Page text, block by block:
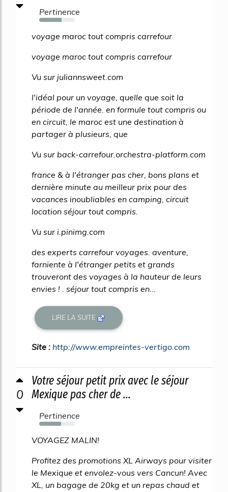
Pertinence
63%
voyage maroc tout compris carrefour
voyage maroc tout compris carrefour
Vu sur juliannsweet.com
l'idéal pour un voyage, quelle que soit la
période de l'année. en formule tout compris ou
en circuit, le maroc est une destination à
partager à plusieurs, que
Vu sur back-carrefour.orchestra-platform.com
france & à l'étranger pas cher, bons plans et
dernière minute au meilleur prix pour des
vacances inoubliables en camping, circuit
location séjour tout compris.
Vu sur i.pinimg.com
des experts carrefour voyages. aventure,
farniente à l'étranger petits et grands
trouveront des voyages à la hauteur de leurs
envies ! . séjour tout compris en...
LIRE LA SUITE
Site : http://www.empreintes-vertigo.com
0
Votre séjour petit prix avec le séjour
Mexique pas cher de ...
Pertinence
62%
VOYAGEZ MALIN!
Profitez des promotions XL Airways pour visiter
le Mexique et envolez-vous vers Cancun! Avec
XL, un bagage de 20kg et un repas chaud et